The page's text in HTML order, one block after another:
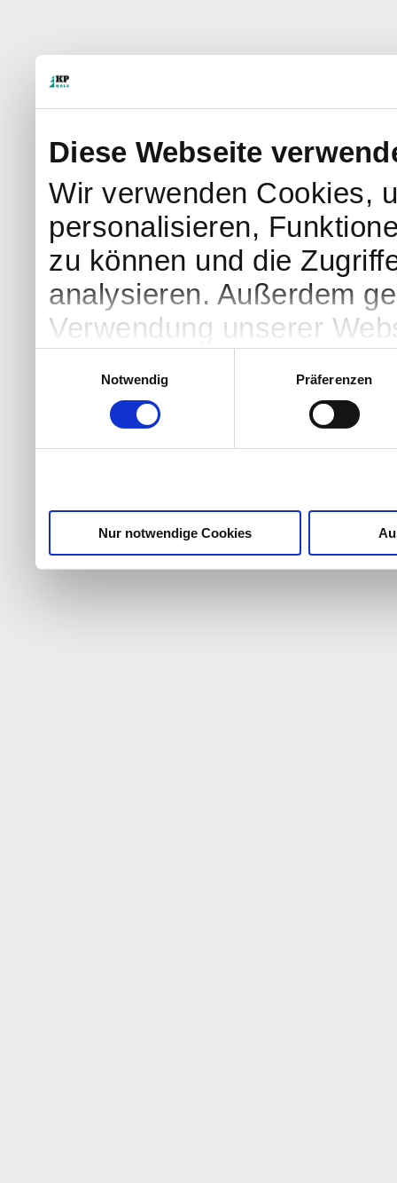
Diese Webseite
Wir verwenden Cookies,
personalisieren,
zu können und die
analysieren. Außerdem
Verwendung unserer
Partner führen diese
weiteren Daten
Notwendig
Präferenzen
Nur notwendige Cookies